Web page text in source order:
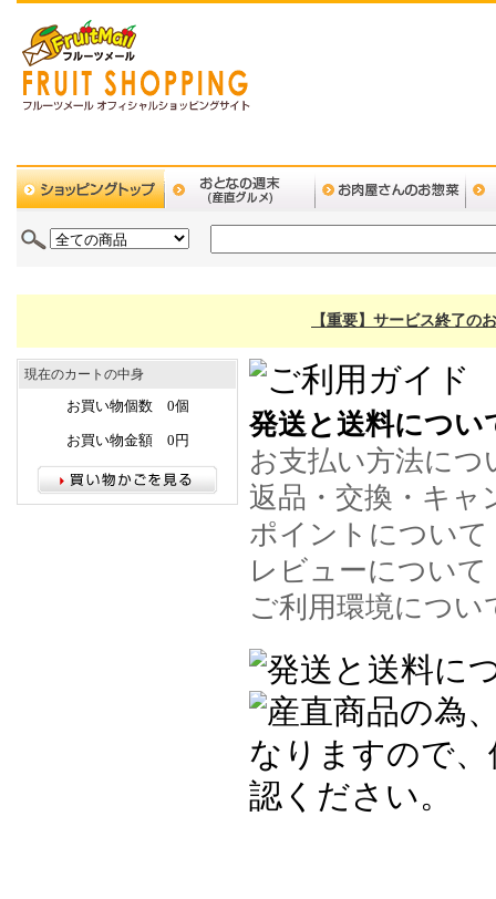
【重要】サービス終了の
現在のカートの中身
お買い物個数 0個
お買い物金額 0円
発送と送料につい
お支払い方法につ
返品・交換・キャ
ポイントについて
レビューについて
ご利用環境につい